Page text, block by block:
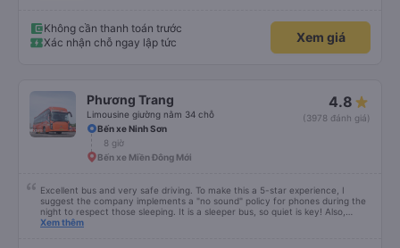
Không cần thanh toán trước
Xác nhận chỗ ngay lập tức
Xem giá
Phương Trang
Limousine giường nằm 34 chỗ
4.8
(3978 đánh giá)
Bến xe Ninh Sơn
8 giờ
Bến xe Miền Đông Mới
Excellent bus and very safe driving. To make this a 5-star experience, I
suggest the company implements a "no sound" policy for phones during the
night to respect those sleeping. It is a sleeper bus, so quiet is key! Also,
please display the Wi-Fi password clearly inside the cabin for convenience. I
Xem thêm